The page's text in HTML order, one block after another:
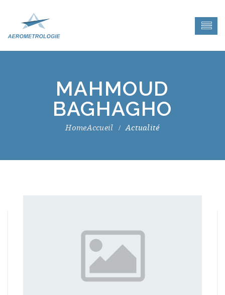
MAHMOUD
BAGHAGHO
Accueil Actualité